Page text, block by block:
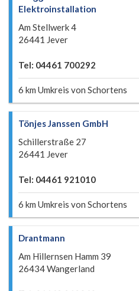
Elektroinstallation
Am Stellwerk 4
26441 Jever
Tel: 04461 700292
6 km Umkreis von Schortens
Tönjes Janssen GmbH
Schillerstraße 27
26441 Jever
Tel: 04461 921010
6 km Umkreis von Schortens
Drantmann
Am Hillernsen Hamm 39
26434 Wangerland